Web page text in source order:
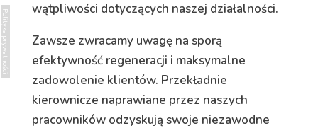
wątpliwości dotyczących naszej działalności.
Zawsze zwracamy uwagę na sporą
efektywność regeneracji i maksymalne
zadowolenie klientów. Przekładnie
kierownicze naprawiane przez naszych
pracowników odzyskują swoje niezawodne
Polityka prywatności